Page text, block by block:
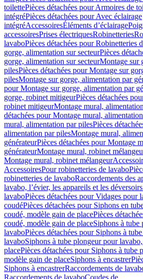
toilettePièces détachées pour Armoires de
intégréPièces détachées pour Avec éclairage
intégréAccessoiresÉléments d’éclairage
accessoiresPrises électriquesRobinetteries
lavaboPièces détachées pour Robinetteries
gorge, alimentation sur secteurPièces
gorge, alimentation sur secteurMontage sur
pilesPièces détachées pour Montage sur
pilesMontage sur gorge, alimentation par
pour Montage sur gorge, alimentation par
gorge, robinet mitigeurPièces détachées
robinet mitigeurMontage mural,
détachées pour Montage mural,
mural, alimentation par pilesPièces
alimentation par pilesMontage mural,
générateurPièces détachées pour Montage
générateurMontage mural, robinet
Montage mural, robinet mélangeur
AccessoiresPour robinetteries de lavabo
robinetteries de lavaboRaccordements des
lavabo, l’évier, les appareils et les
lavaboPièces détachées pour Vidages pour
coudéPièces détachées pour Siphons en
coudé, modèle gain de placePièces
coudé, modèle gain de placeSiphons à tube
lavaboPièces détachées pour Siphons à
lavaboSiphons à tube plongeur pour
placePièces détachées pour Siphons à tube
modèle gain de placeSiphons à encastrer
Siphons à encastrerRaccordements de
Raccordements de lavaboCoudes de